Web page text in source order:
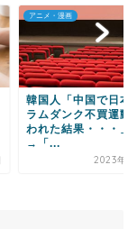
アニメ・漫画
韓国人「想像以上に
の実生活に深く広が
いる日本アニメの影
力...
2022年10